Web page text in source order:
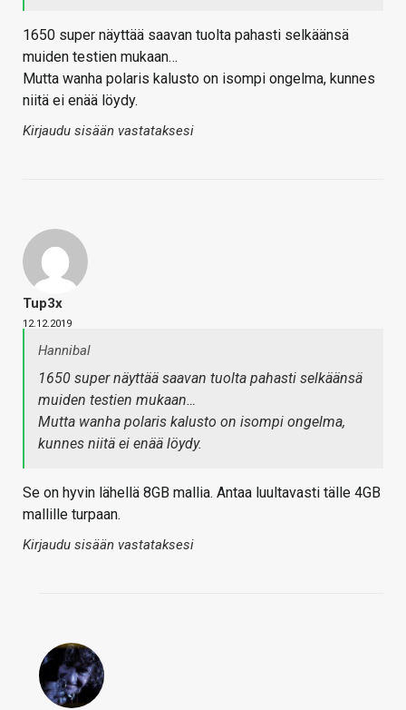
1650 super näyttää saavan tuolta pahasti selkäänsä
muiden testien mukaan…
Mutta wanha polaris kalusto on isompi ongelma, kunnes
niitä ei enää löydy.
Kirjaudu sisään vastataksesi
Tup3x
12.12.2019
Hannibal
1650 super näyttää saavan tuolta pahasti selkäänsä
muiden testien mukaan…
Mutta wanha polaris kalusto on isompi ongelma,
kunnes niitä ei enää löydy.
Se on hyvin lähellä 8GB mallia. Antaa luultavasti tälle 4GB
mallille turpaan.
Kirjaudu sisään vastataksesi